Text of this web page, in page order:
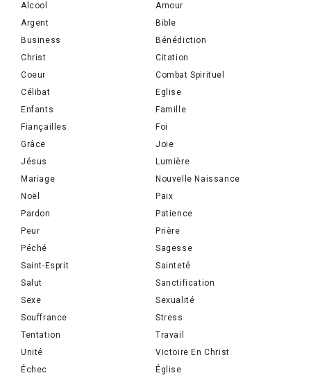
Alcool
Amour
Argent
Bible
Business
Bénédiction
Christ
Citation
Coeur
Combat Spirituel
Célibat
Eglise
Enfants
Famille
Fiançailles
Foi
Grâce
Joie
Jésus
Lumière
Mariage
Nouvelle Naissance
Noël
Paix
Pardon
Patience
Peur
Prière
Péché
Sagesse
Saint-Esprit
Sainteté
Salut
Sanctification
Sexe
Sexualité
Souffrance
Stress
Tentation
Travail
Unité
Victoire En Christ
Échec
Église